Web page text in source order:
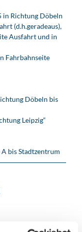
in Richtung Döbeln
(d.h.geradeaus),
Ausfahrt und in
Fahrbahnseite
Döbeln bis
Leipzig“
bis Stadtzentrum